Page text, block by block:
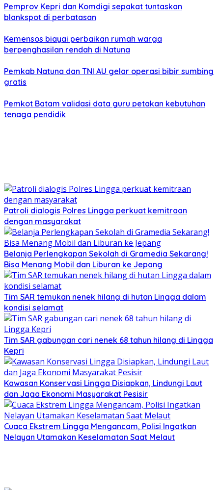
Pemprov Kepri dan Komdigi sepakat tuntaskan
blankspot di perbatasan
Kemensos biayai perbaikan rumah warga
berpenghasilan rendah di Natuna
Pemkab Natuna dan TNI AU gelar operasi bibir sumbing
gratis
Pemkot Batam validasi data guru petakan kebutuhan
tenaga pendidik
Patroli dialogis Polres Lingga perkuat kemitraan
dengan masyarakat
Belanja Perlengkapan Sekolah di Gramedia Sekarang!
Bisa Menang Mobil dan Liburan ke Jepang
Tim SAR temukan nenek hilang di hutan Lingga dalam
kondisi selamat
Tim SAR gabungan cari nenek 68 tahun hilang di Lingga
Kepri
Kawasan Konservasi Lingga Disiapkan, Lindungi Laut
dan Jaga Ekonomi Masyarakat Pesisir
Cuaca Ekstrem Lingga Mengancam, Polisi Ingatkan
Nelayan Utamakan Keselamatan Saat Melaut